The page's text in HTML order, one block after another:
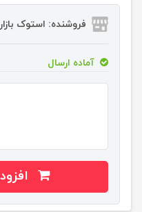
فروشنده: استوک بازار
آماده ارسال